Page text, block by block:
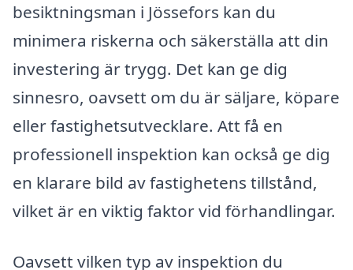
besiktningsman i Jössefors kan du
minimera riskerna och säkerställa att din
investering är trygg. Det kan ge dig
sinnesro, oavsett om du är säljare, köpare
eller fastighetsutvecklare. Att få en
professionell inspektion kan också ge dig
en klarare bild av fastighetens tillstånd,
vilket är en viktig faktor vid förhandlingar.
Oavsett vilken typ av inspektion du